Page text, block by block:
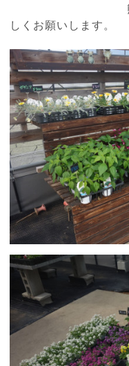
熊本市の西
しくお願いします。